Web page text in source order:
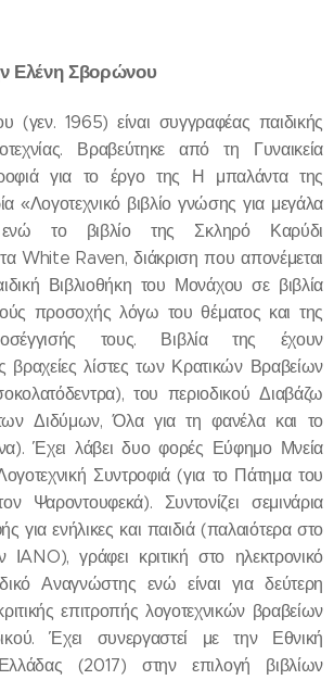
Ελένη Σβορώνου
1965) είναι συγγραφέας παιδικής
Βραβεύτηκε από τη Γυναικεία
για το έργο της Η μπαλάντα της
«Λογοτεχνικό βιβλίο γνώσης για μεγάλα
το βιβλίο της Σκληρό Καρύδι
White Raven, διάκριση που απονέμεται
Βιβλιοθήκη του Μονάχου σε βιβλία
προσοχής λόγω του θέματος και της
τους. Βιβλία της έχουν
βραχείες λίστες των Κρατικών Βραβείων
του περιοδικού Διαβάζω
Διδύμων, Όλα για τη φανέλα και το
Έχει λάβει δυο φορές Εύφημο Μνεία
Συντροφιά (για το Πάτημα του
Ψαροντουφεκά). Συντονίζει σεμινάρια
για ενήλικες και παιδιά (παλαιότερα στο
γράφει κριτική στο ηλεκτρονικό
Αναγνώστης ενώ είναι για δεύτερη
επιτροπής λογοτεχνικών βραβείων
Έχει συνεργαστεί με την Εθνική
(2017) στην επιλογή βιβλίων